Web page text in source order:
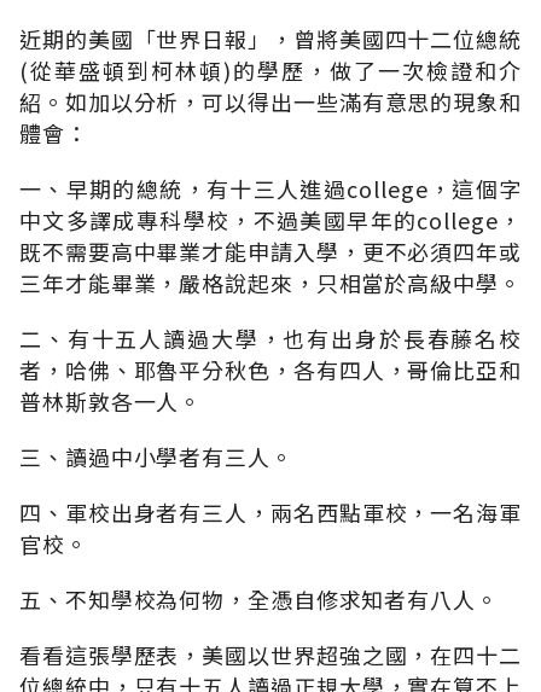
近期的美國「世界日報」，曾將美國四十二位總統
(從華盛頓到柯林頓)的學歷，做了一次檢證和介
紹。如加以分析，可以得出一些滿有意思的現象和
體會：
一、早期的總統，有十三人進過college，這個字
中文多譯成專科學校，不過美國早年的college，
既不需要高中畢業才能申請入學，更不必須四年或
三年才能畢業，嚴格說起來，只相當於高級中學。
二、有十五人讀過大學，也有出身於長春藤名校
者，哈佛、耶魯平分秋色，各有四人，哥倫比亞和
普林斯敦各一人。
三、讀過中小學者有三人。
四、軍校出身者有三人，兩名西點軍校，一名海軍
官校。
五、不知學校為何物，全憑自修求知者有八人。
看看這張學歷表，美國以世界超強之國，在四十二
位總統中，只有十五人讀過正規大學，實在算不上